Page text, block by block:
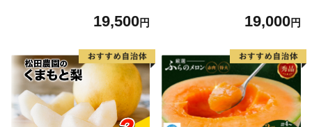
19,500円
もの 果実 旬の果物 旬のフル
19,000円